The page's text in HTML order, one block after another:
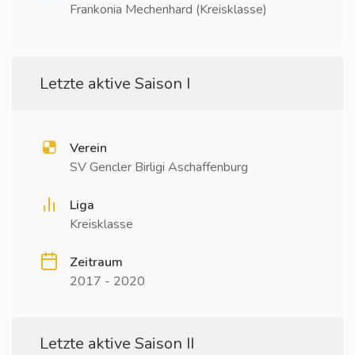
Frankonia Mechenhard (Kreisklasse)
Letzte aktive Saison I
Verein
SV Gencler Birligi Aschaffenburg
Liga
Kreisklasse
Zeitraum
2017 - 2020
Letzte aktive Saison II